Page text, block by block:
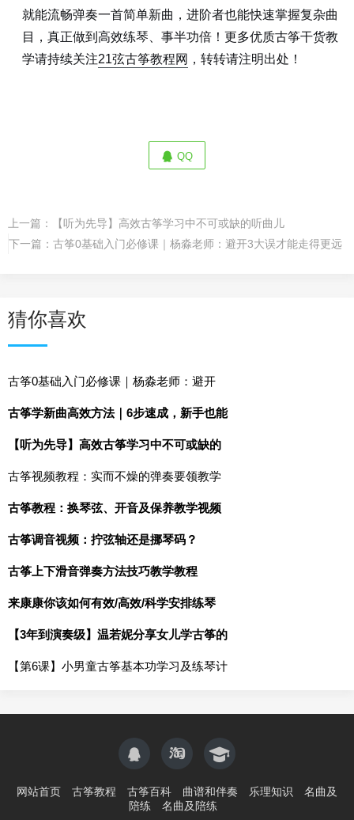
就能流畅弹奏一首简单新曲，进阶者也能快速掌握复杂曲
目，真正做到高效练琴、事半功倍！更多优质古筝干货教
学请持续关注21弦古筝教程网 ，转转请注明出处！
QQ
上一篇：
【听为先导】高效古筝学习中不可或缺的听曲儿
下一篇： 古筝0基础入门必修课｜杨淼老师：避开3大误才能走得更远
猜你喜欢
古筝0基础入门必修课｜杨淼老师：避开
古筝学新曲高效方法｜6步速成，新手也能
【听为先导】高效古筝学习中不可或缺的
古筝视频教程：实而不燥的弹奏要领教学
古筝教程：换琴弦、开音及保养教学视频
古筝调音视频：拧弦轴还是挪琴码？
古筝上下滑音弹奏方法技巧教学教程
来康康你该如何有效/高效/科学安排练琴
【3年到演奏级】温若妮分享女儿学古筝的
【第6课】小男童古筝基本功学习及练琴计
网站首页 古筝教程 古筝百科 曲谱和伴奏 乐理知识
名曲及
陪练
名曲及陪练